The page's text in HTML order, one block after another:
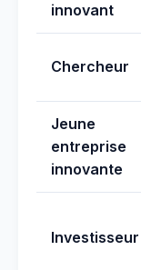
innovant
Chercheur
Jeune
entreprise
innovante
Investisseur